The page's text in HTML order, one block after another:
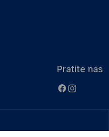
Pratite nas